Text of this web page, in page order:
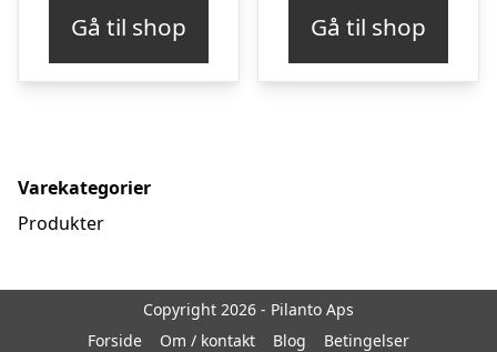
Gå til shop Gå til shop
Varekategorier
Produkter
Copyright 2026 - Pilanto Aps
Forside
Om / kontakt Blog Betingelser